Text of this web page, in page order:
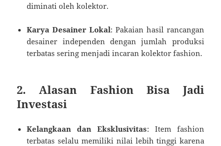
diminati oleh kolektor.
Karya Desainer Lokal: Pakaian hasil rancangan
desainer independen dengan jumlah produksi
terbatas sering menjadi incaran kolektor fashion.
2. Alasan Fashion Bisa Jadi
Investasi
Kelangkaan dan Eksklusivitas: Item fashion
terbatas selalu memiliki nilai lebih tinggi karena